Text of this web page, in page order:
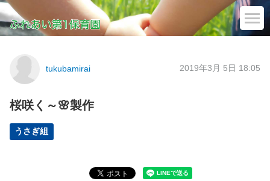
tukubamirai 2019年3月 5日 18:05
桜咲く～🌸製作
うさぎ組